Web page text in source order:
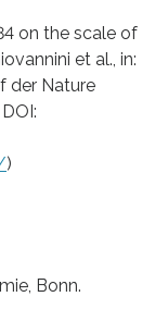
on the scale of
et al., in:
der Nature
)
Bonn.